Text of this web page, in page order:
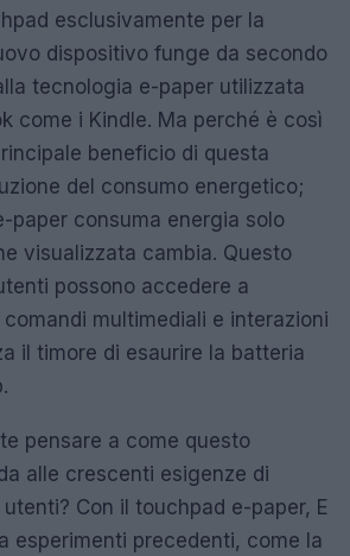
esclusivamente per la
dispositivo funge da secondo
tecnologia e-paper utilizzata
come i Kindle. Ma perché è così
beneficio di questa
del consumo energetico;
paper consuma energia solo
visualizzata cambia. Questo
possono accedere a
multimediali e interazioni
il timore di esaurire la batteria
pensare a come questo
alle crescenti esigenze di
Con il touchpad e-paper, E
esperimenti precedenti, come la